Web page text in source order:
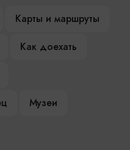
Карты и маршруты
Как доехать
Музеи